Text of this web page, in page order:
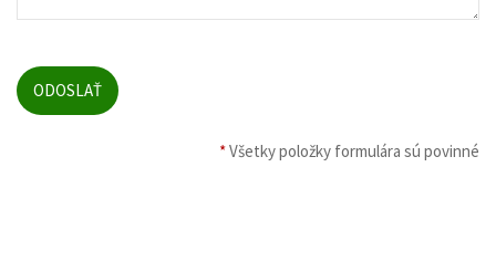
*Všetky položky formulára sú povinné